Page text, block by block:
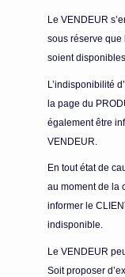
Le VENDEUR
sous réserve que
soient
L’indisponibilité
la page du
également être
VENDEUR.
En tout état de
au moment de la
informer le
indisponible.
Le VENDEUR
Soit proposer